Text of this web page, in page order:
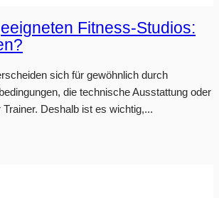
Fitness-Studios:
sich für gewöhnlich durch
die technische Ausstattung oder
Deshalb ist es wichtig,...